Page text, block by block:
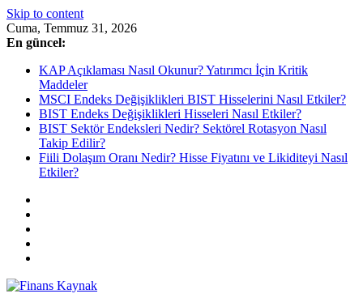
Skip to content
Cuma, Temmuz 31, 2026
En güncel:
KAP Açıklaması Nasıl Okunur? Yatırımcı İçin Kritik
Maddeler
MSCI Endeks Değişiklikleri BIST Hisselerini Nasıl Etkiler?
BIST Endeks Değişiklikleri Hisseleri Nasıl Etkiler?
BIST Sektör Endeksleri Nedir? Sektörel Rotasyon Nasıl
Takip Edilir?
Fiili Dolaşım Oranı Nedir? Hisse Fiyatını ve Likiditeyi Nasıl
Etkiler?